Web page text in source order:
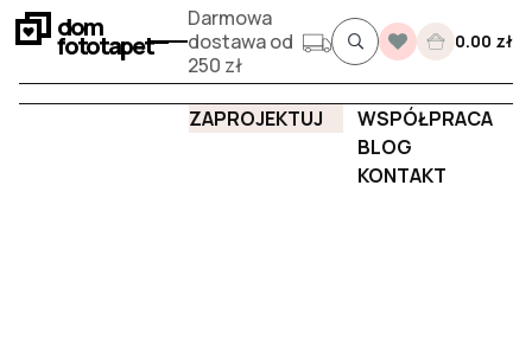
dom
fototapet
Darmowa
dostawa od
250 zł
0.00 zł
ZAPROJEKTUJ
WSPÓŁPRACA
BLOG
KONTAKT